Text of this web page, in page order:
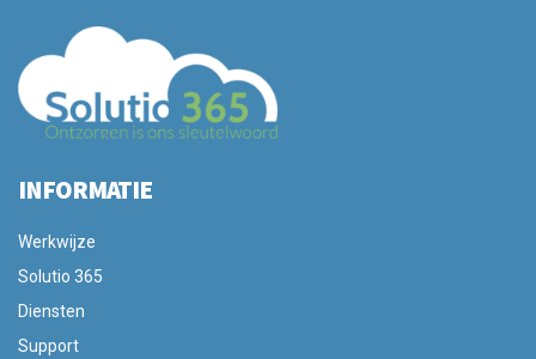
INFORMATIE
Werkwijze
Solutio 365
Diensten
Support